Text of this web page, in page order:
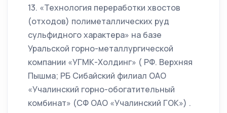
13. «Технология переработки хвостов
(отходов) полиметаллических руд
сульфидного характера» на базе
Уральской горно-металлургической
компании «УГМК-Холдинг» ( РФ. Верхняя
Пышма; РБ Сибайский филиал ОАО
«Учалинский горно-обогатительный
комбинат» (СФ ОАО «Учалинский ГОК») .